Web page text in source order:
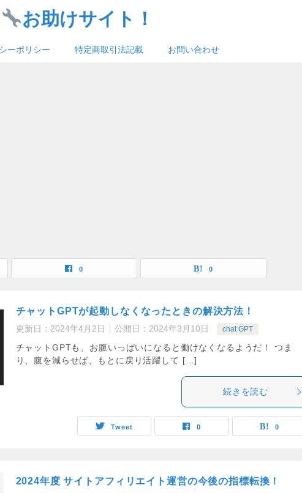
お助けサイト！
ーポリシー 特定商取引法記載 お問い合わせ
0 0
チャットGPTが起動しなくなったときの解決方法！
更新日： 2024年4月2日 公開日： 2024年3月10日 chat GPT
チャットGPTも、お腹いっぱいになると働けなくなるようだ！ つま
り、腹を減らせば、もとに戻り活躍して […]
続きを読む
Tweet 0 0
2024年度 サイトアフィリエイト運営の今後の指標転換！